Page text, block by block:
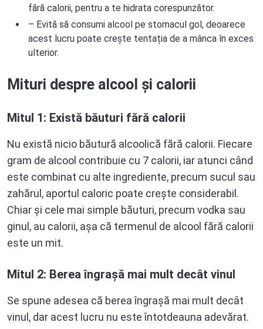
fără calorii, pentru a te hidrata corespunzător.
– Evită să consumi alcool pe stomacul gol, deoarece
acest lucru poate crește tentația de a mânca în exces
ulterior.
Mituri despre alcool și calorii
Mitul 1: Există băuturi fără calorii
Nu există nicio băutură alcoolică fără calorii. Fiecare
gram de alcool contribuie cu 7 calorii, iar atunci când
este combinat cu alte ingrediente, precum sucul sau
zahărul, aportul caloric poate crește considerabil.
Chiar și cele mai simple băuturi, precum vodka sau
ginul, au calorii, așa că termenul de alcool fără calorii
este un mit.
Mitul 2: Berea îngrașă mai mult decât vinul
Se spune adesea că berea îngrașă mai mult decât
vinul, dar acest lucru nu este întotdeauna adevărat.